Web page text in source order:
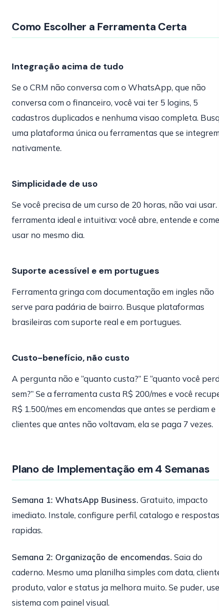
Como Escolher a Ferramenta Certa
Integração acima de tudo
Se o CRM não conversa com o WhatsApp, que não
conversa com o financeiro, você vai ter 5 logins, 5
cadastros duplicados e nenhuma visao completa.
uma plataforma única ou ferramentas que se
nativamente.
Simplicidade de uso
Se você precisa de um curso de 20 horas, não vai
ferramenta ideal e intuitiva: você abre, entende e
usar no mesmo dia.
Suporte acessível e em portugues
Ferramenta gringa com documentação em ingles não
serve para padária de bairro. Busque plataformas
brasileiras com suporte real e em portugues.
Custo-benefício, não custo
A pergunta não e “quanto custa?” E “quanto você
sem?” Se a ferramenta custa R$ 200/mes e você
R$ 1.500/mes em encomendas que antes se perdiam e
clientes que antes não voltavam, ela se paga 7 vezes.
Plano de Implementação em 4 Semanas
Semana 1: WhatsApp Business. Gratuito, impacto
imediato. Instale, configure perfil, catalogo e respostas
rapidas.
Semana 2: Organização de encomendas. Saia do
caderno. Mesmo uma planilha simples com data,
produto, valor e status ja melhora muito. Se puder,
sistema com painel visual.